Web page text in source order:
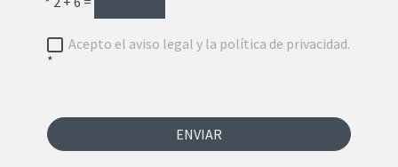
Acepto el aviso legal y la política de privacidad.
*
ENVIAR